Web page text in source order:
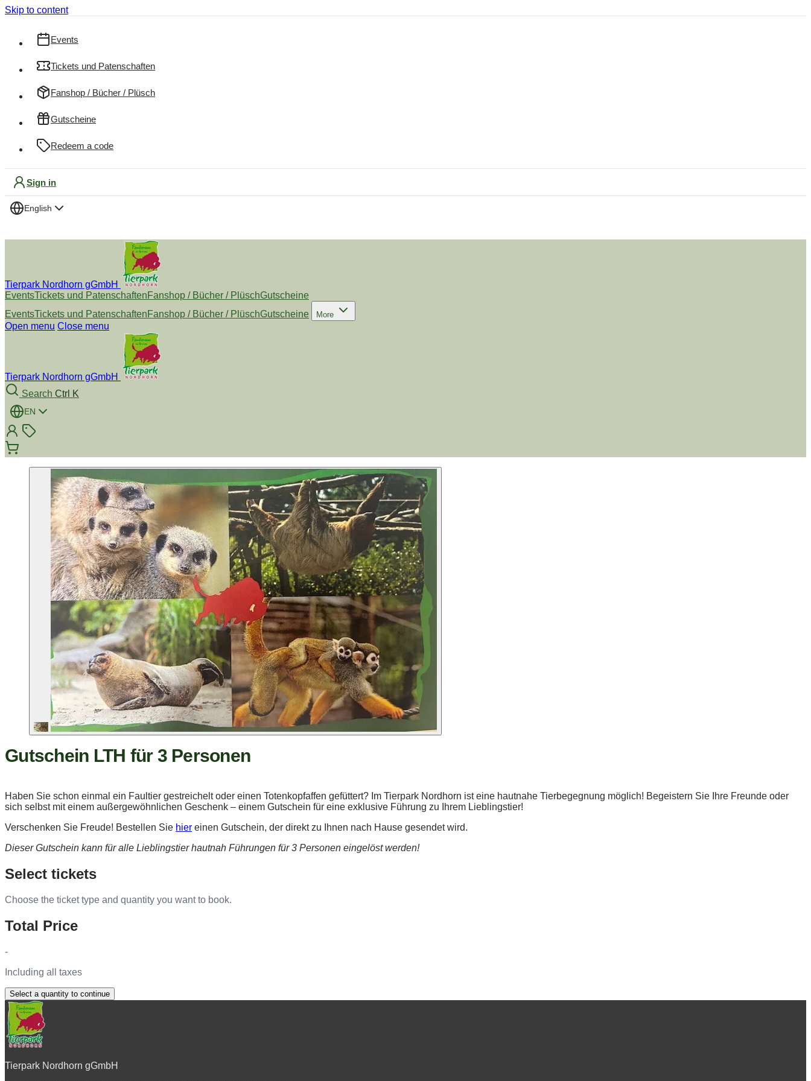
Skip to content
Events
Tickets und Patenschaften
Fanshop / Bücher / Plüsch
Gutscheine
Redeem a code
Sign in
English
Tierpark Nordhorn gGmbH
EventsTickets und PatenschaftenFanshop / Bücher / PlüschGutscheine
EventsTickets und PatenschaftenFanshop / Bücher / PlüschGutscheine More
Open menu Close menu
Tierpark Nordhorn gGmbH
Search Ctrl K
EN
Gutschein LTH für 3 Personen
Haben Sie schon einmal ein Faultier gestreichelt oder einen Totenkopfaffen gefüttert? Im Tierpark Nordhorn ist eine hautnahe Tierbegegnung möglich! Begeistern Sie Ihre Freunde oder
sich selbst mit einem außergewöhnlichen Geschenk – einem Gutschein für eine exklusive Führung zu Ihrem Lieblingstier!
Verschenken Sie Freude! Bestellen Sie hier einen Gutschein, der direkt zu Ihnen nach Hause gesendet wird.
Dieser Gutschein kann für alle Lieblingstier hautnah Führungen für 3 Personen eingelöst werden!
Select tickets
Choose the ticket type and quantity you want to book.
Total Price
-
Including all taxes
Select a quantity to continue
Tierpark Nordhorn gGmbH